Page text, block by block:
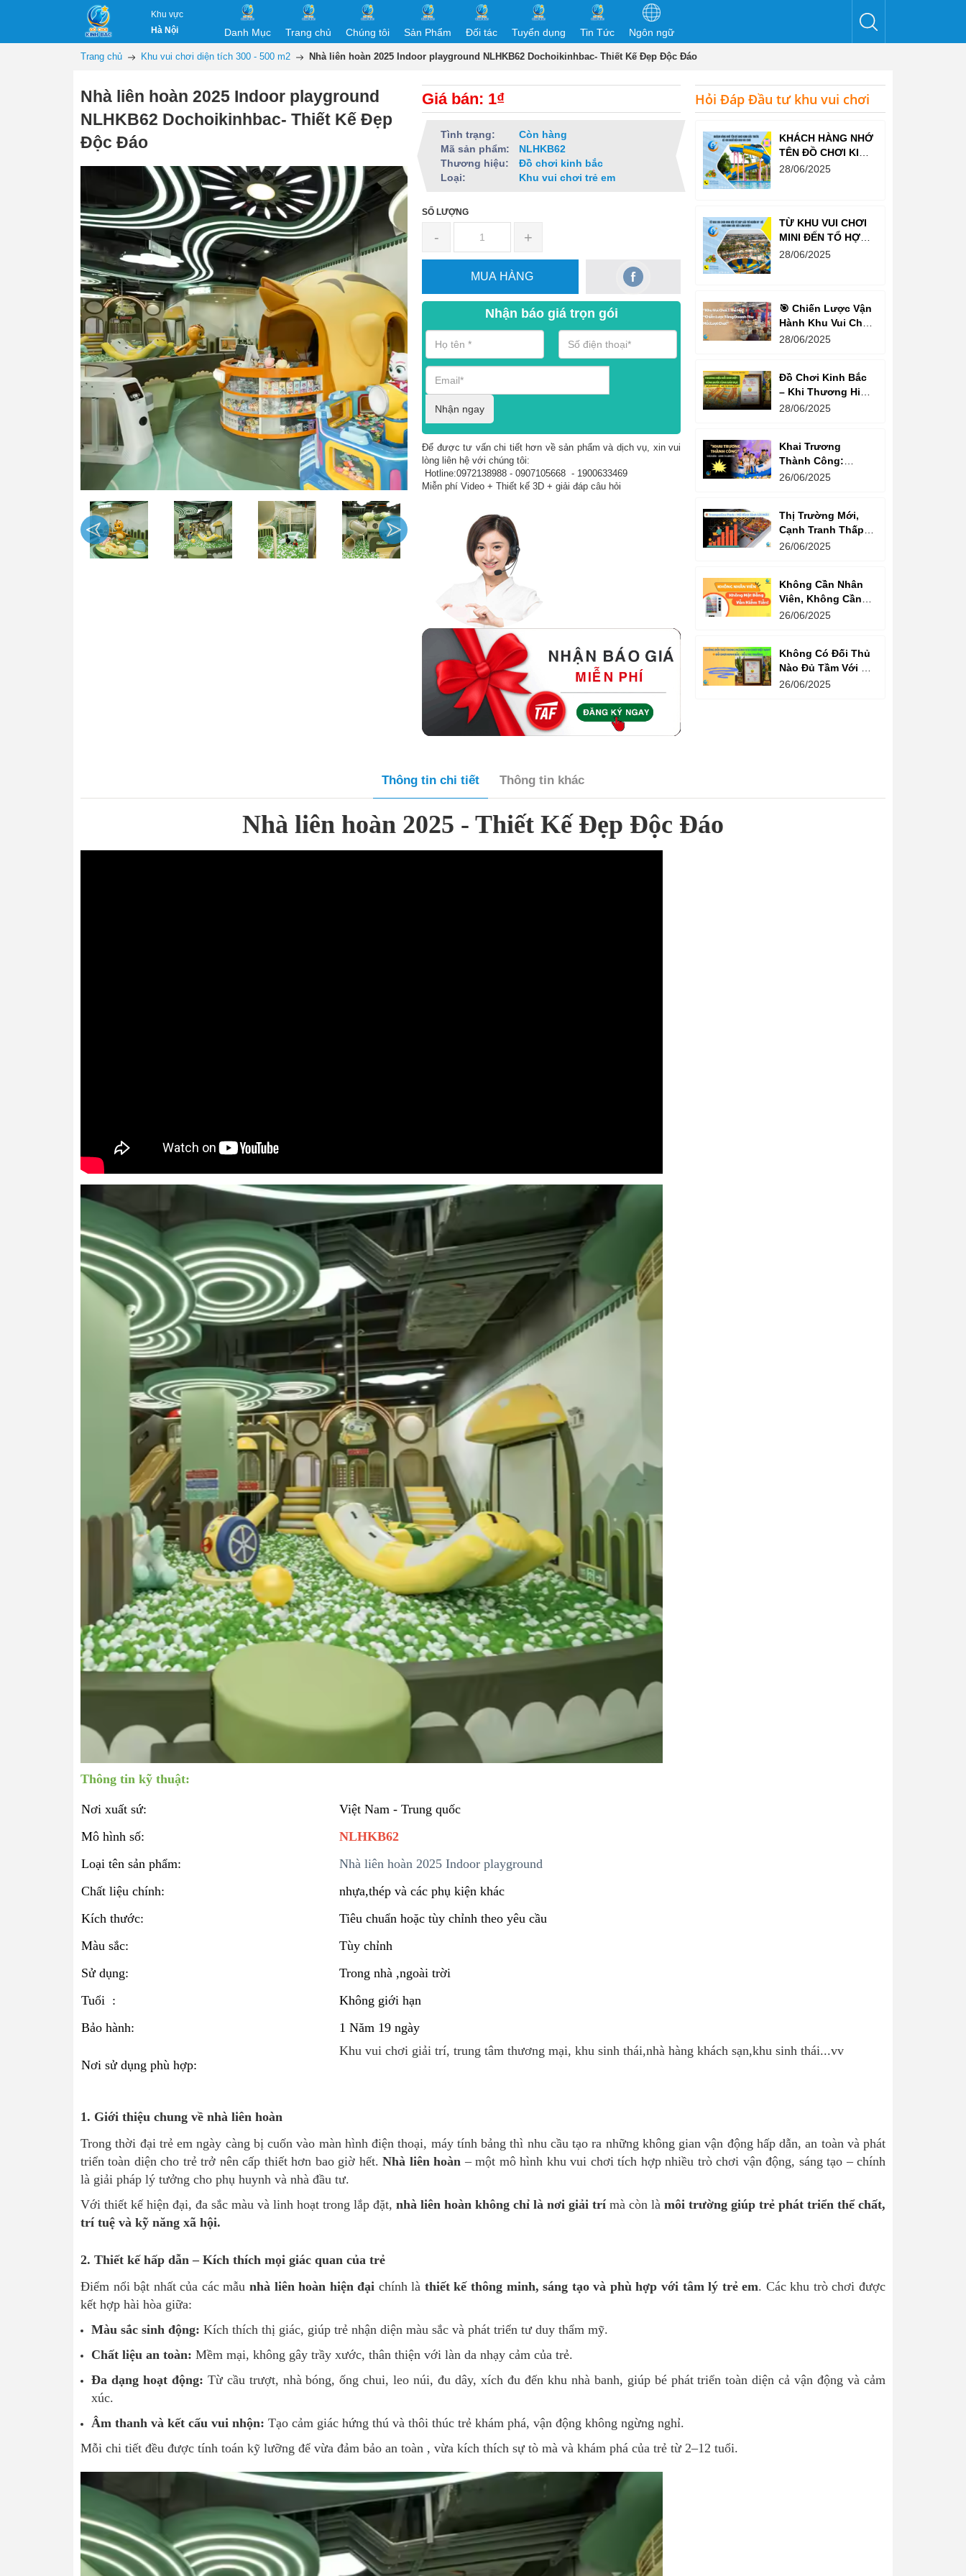
Khu vực
Hà Nội
Danh Mục Trang chủ Chúng tôi Sản Phẩm Đối tác Tuyển dụng Tin Tức Ngôn ngữ
Trang chủ Khu vui chơi diện tích 300 - 500 m2 Nhà liên hoàn 2025 Indoor playground NLHKB62 Dochoikinhbac- Thiết Kế Đẹp Độc Đáo
Nhà liên hoàn 2025 Indoor playground
NLHKB62 Dochoikinhbac- Thiết Kế Đẹp
Độc Đáo
Giá bán: 1₫
Tình trạng:
Còn hàng
Mã sản phẩm:
NLHKB62
Thương hiệu:
Đồ chơi kinh bắc
Loại:
Khu vui chơi trẻ em
SỐ LƯỢNG
- +
MUA HÀNG
Nhận báo giá trọn gói
Nhận ngay
Để được tư vấn chi tiết hơn về sản phẩm và dịch vụ, xin vui
lòng liên hệ với chúng tôi:
Hotline:0972138988 - 0907105668 - 1900633469
Miễn phí Video + Thiết kế 3D + giải đáp câu hỏi
Hỏi Đáp Đầu tư khu vui chơi
KHÁCH HÀNG NHỚ
TÊN ĐỒ CHƠI KINH
BẮC TRƯỚC CẢ
28/06/2025
TỪ KHU VUI CHƠI
MINI ĐẾN TỔ HỢP
GIẢI TRÍ NGHÌN M²
28/06/2025
🎯 Chiến Lược Vận
Hành Khu Vui Chơi
3 Thế Hệ – Tối Đa
28/06/2025
Đồ Chơi Kinh Bắc
– Khi Thương Hiệu
Vững Mạnh Bắt
28/06/2025
Khai Trương
Thành Công:
Khách Nườm
Quyết Là Gì?
26/06/2025
Thị Trường Mới,
Cạnh Tranh Thấp –
Trampoline Park Là
26/06/2025
Không Cần Nhân
Viên, Không Cần
Cửa Hàng – Chỉ
26/06/2025
Không Có Đối Thủ
Nào Đủ Tầm Với Đồ
Chơi Kinh Bắc
26/06/2025
Thông tin chi tiết Thông tin khác
Nhà liên hoàn 2025 - Thiết Kế Đẹp Độc Đáo
Thông tin kỹ thuật:
Nơi xuất sứ:
Việt Nam - Trung quốc
Mô hình số:
NLHKB62
Loại tên sản phẩm:
Nhà liên hoàn 2025 Indoor playground
Chất liệu chính:
nhựa,thép và các phụ kiện khác
Kích thước:
Tiêu chuẩn hoặc tùy chỉnh theo yêu cầu
Màu sắc:
Tùy chỉnh
Sử dụng:
Trong nhà ,ngoài trời
Tuổi :
Không giới hạn
Bảo hành:
1 Năm 19 ngày
Nơi sử dụng phù hợp:
Khu vui chơi giải trí, trung tâm thương mại, khu sinh thái,nhà hàng khách sạn,khu sinh thái...vv
1. Giới thiệu chung về nhà liên hoàn
Trong thời đại trẻ em ngày càng bị cuốn vào màn hình điện thoại, máy tính bảng thì nhu cầu tạo ra những không gian vận động hấp dẫn, an toàn và phát
triển toàn diện cho trẻ trở nên cấp thiết hơn bao giờ hết.Nhà liên hoàn – một mô hình khu vui chơi tích hợp nhiều trò chơi vận động, sáng tạo – chính
là giải pháp lý tưởng cho phụ huynh và nhà đầu tư.
Với thiết kế hiện đại, đa sắc màu và linh hoạt trong lắp đặt, nhà liên hoàn không chỉ là nơi giải trí mà còn là môi trường giúp trẻ phát triển thể chất,
trí tuệ và kỹ năng xã hội.
2. Thiết kế hấp dẫn – Kích thích mọi giác quan của trẻ
Điểm nổi bật nhất của các mẫu nhà liên hoàn hiện đại chính là thiết kế thông minh, sáng tạo và phù hợp với tâm lý trẻ em. Các khu trò chơi được
kết hợp hài hòa giữa:
Màu sắc sinh động: Kích thích thị giác, giúp trẻ nhận diện màu sắc và phát triển tư duy thẩm mỹ.
Chất liệu an toàn: Mềm mại, không gây trầy xước, thân thiện với làn da nhạy cảm của trẻ.
Đa dạng hoạt động: Từ cầu trượt, nhà bóng, ống chui, leo núi, đu dây, xích đu đến khu nhà banh, giúp bé phát triển toàn diện cả vận động và cảm
xúc.
Âm thanh và kết cấu vui nhộn: Tạo cảm giác hứng thú và thôi thúc trẻ khám phá, vận động không ngừng nghỉ.
Mỗi chi tiết đều được tính toán kỹ lưỡng để vừa đảm bảo an toàn , vừa kích thích sự tò mà và khám phá của trẻ từ 2–12 tuổi.